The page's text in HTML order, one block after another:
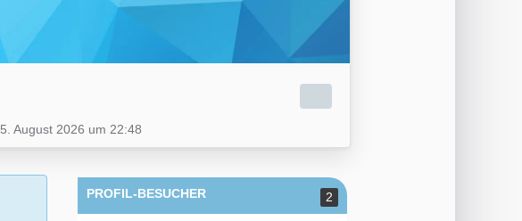
5. August 2026 um 22:48
PROFIL-BESUCHER 2